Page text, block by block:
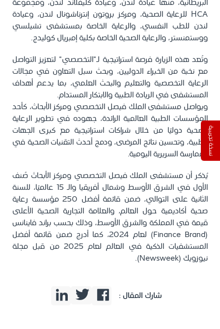
البريطانية، منها عيادة لندن، وعيادة كليفلاند لندن، ومجموعة
HCA للرعاية الصحية، ومركز بروتون إنترناشونال لندن، وعيادة
لندن للطب النفسي، والرعاية الخاصة بمستشفى تشيلسي
ووستمنستر، والرعاية الصحية الخاصة بكلية إمبريال كوليدج.
وتُعد هذه الزيارة فرصة استراتيجية لـ"التخصصي" لتعزيز التواصل
مع نخبة من الخبراء الدوليين، وبحث سبل التعاون في مجالات
الرعاية التخصصية والتعليم والبحث العلمي، بما يدعم أهداف
المستشفى في الريادة الطبية والابتكار المستدام.
ويواصل مستشفى الملك فيصل التخصصي ومركز الأبحاث، كأحد
المؤسسات الطبية العالمية الرائدة، جهوده في تطوير الرعاية
الصحية دوليًا من خلال شراكات استراتيجية مع كبرى الجهات
الطبية، وتحسين نتائج المرضى، ودمج أحدث التقنيات الصحية في
الممارسة السريرية اليومية.
يُذكر أن مستشفى الملك فيصل التخصصي ومركز الأبحاث صُنف
الأول في الشرق الأوسط وشمال أفريقيا والـ 15 عالميًا، للسنة
الثانية على التوالي، ضمن قائمة أفضل 250 مؤسسة رعاية
صحية أكاديمية حول العالم، والعلامة التجارية الصحية الأعلى
قيمة في المملكة والشرق الأوسط، وذلك بحسب براند فاينانس
(Finance Brand) لعام 2024، كما أدرج ضمن قائمة أفضل
المستشفيات الذكية في العالم لعام 2025 من قبل مجلة
نيوزويك (Newsweek).
شارك المقال :
نسخة تجريبية